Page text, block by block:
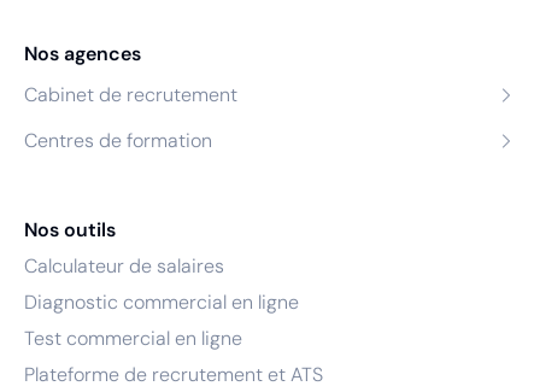
Nos agences
Cabinet de recrutement
Centres de formation
Nos outils
Calculateur de salaires
Diagnostic commercial en ligne
Test commercial en ligne
Plateforme de recrutement et ATS